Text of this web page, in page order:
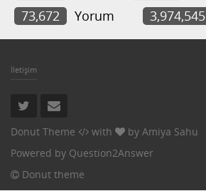
73,672
Yorum 3,974,545
İletişim
Donut Theme with by Amiya Sahu
Powered by Question2Answer
Donut theme